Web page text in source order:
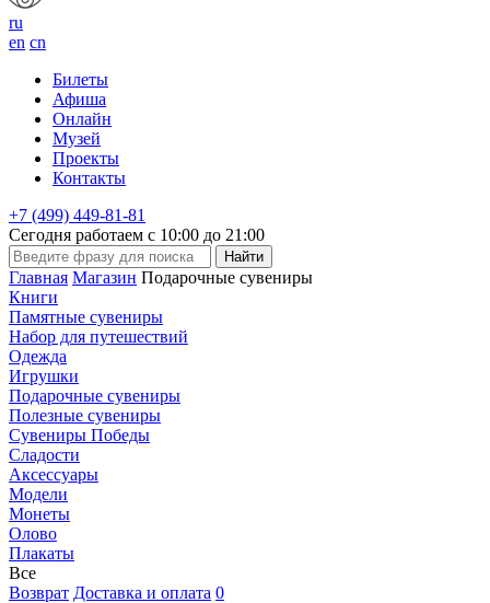
ru
en cn
Билеты
Афиша
Онлайн
Музей
Проекты
Контакты
+7 (499) 449-81-81
Сегодня работаем с 10:00 до 21:00
Главная Магазин Подарочные сувениры
Книги
Памятные сувениры
Набор для путешествий
Одежда
Игрушки
Подарочные сувениры
Полезные сувениры
Сувениры Победы
Сладости
Аксессуары
Модели
Монеты
Олово
Плакаты
Все
Возврат Доставка и оплата 0